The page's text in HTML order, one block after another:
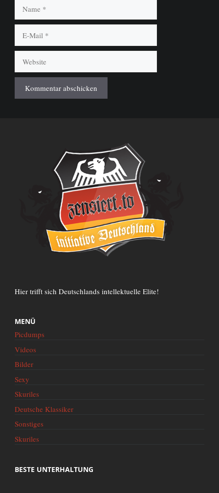
Mail
Hier trifft sich Deutschlands intellektuelle Elite!
MENÜ
Picdumps
Videos
Bilder
Sexy
Skuriles
Deutsche Klassiker
Sonstiges
Skuriles
BESTE UNTERHALTUNG